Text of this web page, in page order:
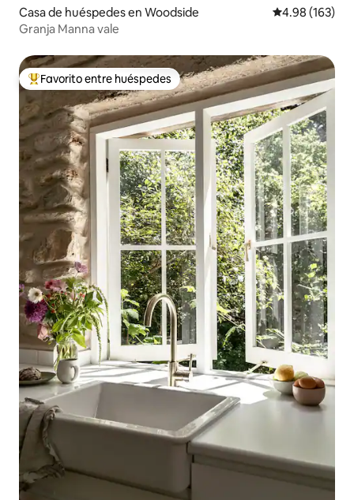
Casa de huéspedes en Woodside Calificación
4.98 (163)
Granja Manna vale
De los mejores en Favorito entre huéspedes
Favorito entre huéspedes